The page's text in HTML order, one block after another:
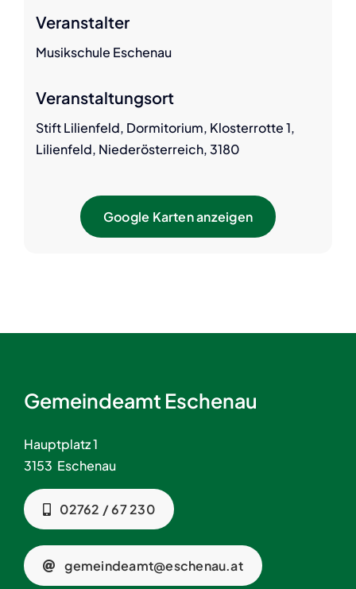
Veranstalter
Musikschule Eschenau
Veranstaltungsort
Stift Lilienfeld, Dormitorium, Klosterrotte 1,
Lilienfeld, Niederösterreich, 3180
Google Karten anzeigen
Gemeindeamt Eschenau
Hauptplatz 1
3153 Eschenau
02762 / 67 230
gemeindeamt@eschenau.at